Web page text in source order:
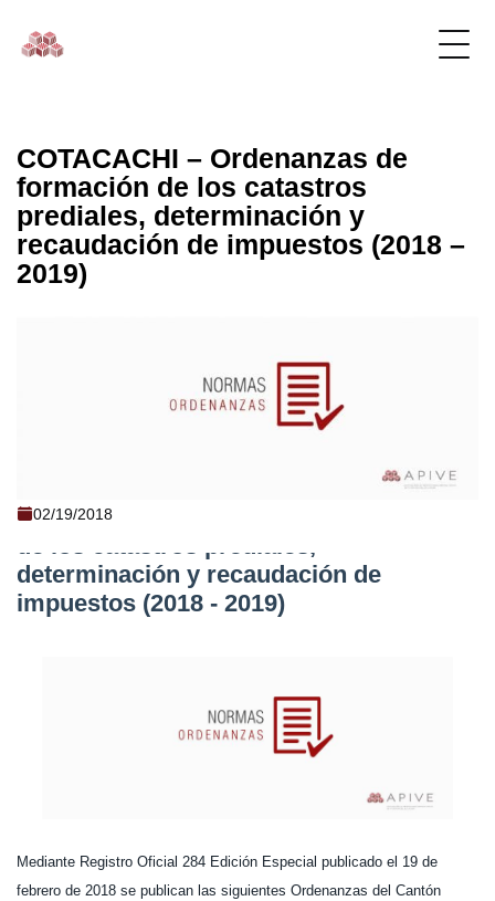
COTACACHI – Ordenanzas de
formación de los catastros
prediales, determinación y
recaudación de impuestos (2018 –
2019)
02/19/2018
COTACACHI - Ordenanzas de formación
de los catastros prediales,
determinación y recaudación de
impuestos (2018 - 2019)
Mediante Registro Oficial 284 Edición Especial publicado el 19 de
febrero de 2018 se publican las siguientes Ordenanzas del Cantón